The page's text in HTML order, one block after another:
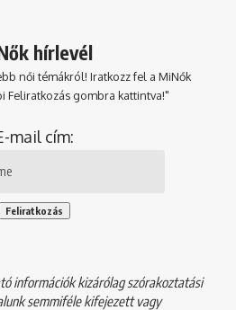
hírlevél
női témákról! Iratkozz fel a MiNők
Feliratkozás gombra kattintva!"
mail cím:
információk kizárólag szórakoztatási
semmiféle kifejezett vagy